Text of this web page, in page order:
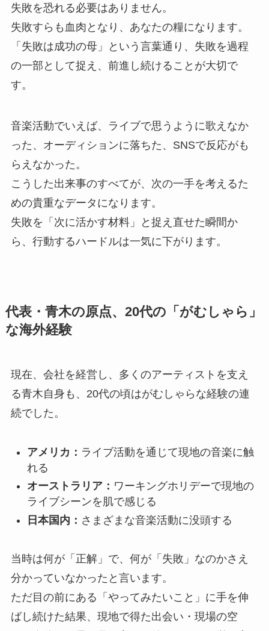
TOP
ARTISTS
失敗を恐れる必要はありません。
失敗すらも血肉となり、あなたの糧になります。
「失敗は成功の母」という言葉通り、失敗を過程
の一部として捉え、前進し続けることが大切で
す。
音楽活動でいえば、ライブで思うように歌えなか
った、オーディションに落ちた、SNSで反応がも
らえなかった。
こうした出来事のすべてが、次の一手を考えるた
めの貴重なデータになります。
失敗を「次に活かす材料」と捉え直せた瞬間か
ら、行動するハードルは一気に下がります。
代表・青木の原点、20代の「がむしゃら」
な海外経験
現在、会社を経営し、多くのアーティストを支え
る青木自身も、20代の頃はがむしゃらな経験の連
続でした。
アメリカ： ライブ活動を通じて現地の音楽に触
れる
オーストラリア： ワーキングホリデーで現地の
ライブシーンを肌で感じる
日本国内： さまざまな音楽活動に没頭する
当時は何が「正解」で、何が「失敗」なのかさえ
分かっていなかったと言います。
ただ目の前にある「やってみたいこと」に手を伸
ばし続けた結果、現地で得た出会い・現場の空